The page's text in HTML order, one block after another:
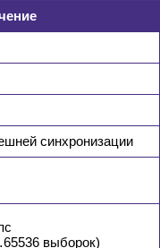
синхронизации
выборок)